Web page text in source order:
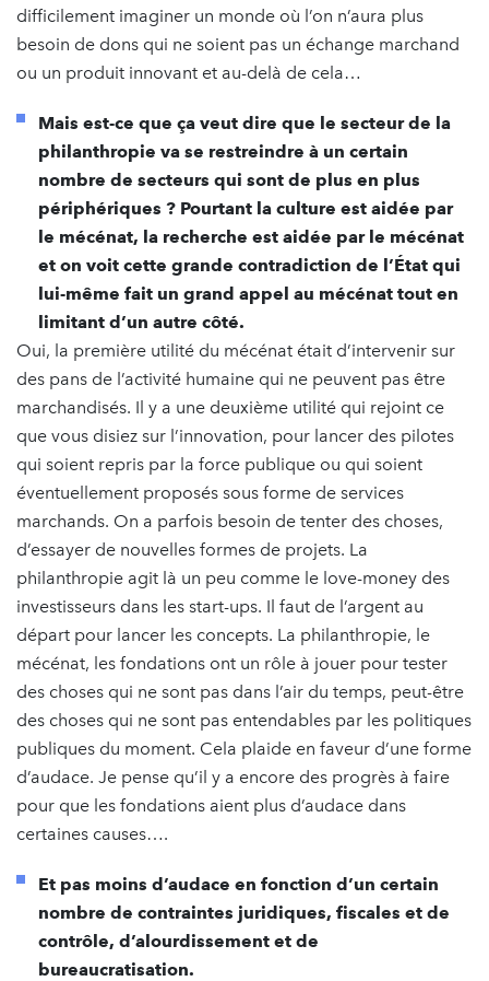
difficilement imaginer un monde où l’on n’aura plus
besoin de dons qui ne soient pas un échange marchand
ou un produit innovant et au-delà de cela…
Mais est-ce que ça veut dire que le secteur de la
philanthropie va se restreindre à un certain
nombre de secteurs qui sont de plus en plus
périphériques ? Pourtant la culture est aidée par
le mécénat, la recherche est aidée par le mécénat
et on voit cette grande contradiction de l’État qui
lui-même fait un grand appel au mécénat tout en
limitant d’un autre côté.
Oui, la première utilité du mécénat était d’intervenir sur
des pans de l’activité humaine qui ne peuvent pas être
marchandisés. Il y a une deuxième utilité qui rejoint ce
que vous disiez sur l’innovation, pour lancer des pilotes
qui soient repris par la force publique ou qui soient
éventuellement proposés sous forme de services
marchands. On a parfois besoin de tenter des choses,
d’essayer de nouvelles formes de projets. La
philanthropie agit là un peu comme le love-money des
investisseurs dans les start-ups. Il faut de l’argent au
départ pour lancer les concepts. La philanthropie, le
mécénat, les fondations ont un rôle à jouer pour tester
des choses qui ne sont pas dans l’air du temps, peut-être
des choses qui ne sont pas entendables par les politiques
publiques du moment. Cela plaide en faveur d’une forme
d’audace. Je pense qu’il y a encore des progrès à faire
pour que les fondations aient plus d’audace dans
certaines causes….
Et pas moins d’audace en fonction d’un certain
nombre de contraintes juridiques, fiscales et de
contrôle, d’alourdissement et de
bureaucratisation.